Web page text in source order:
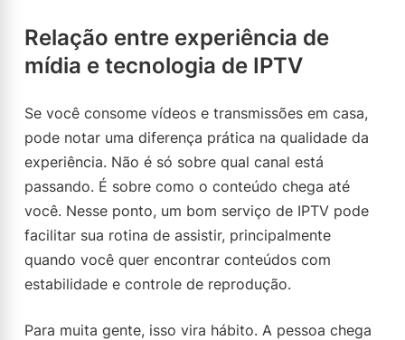
Relação entre experiência de
mídia e tecnologia de IPTV
Se você consome vídeos e transmissões em casa,
pode notar uma diferença prática na qualidade da
experiência. Não é só sobre qual canal está
passando. É sobre como o conteúdo chega até
você. Nesse ponto, um bom serviço de IPTV pode
facilitar sua rotina de assistir, principalmente
quando você quer encontrar conteúdos com
estabilidade e controle de reprodução.
Para muita gente, isso vira hábito. A pessoa chega